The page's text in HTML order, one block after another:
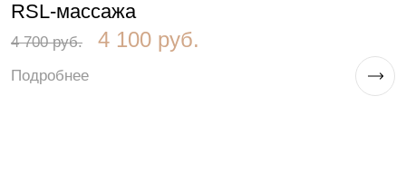
RSL-массажа
4 700 руб. 4 100 руб.
Подробнее